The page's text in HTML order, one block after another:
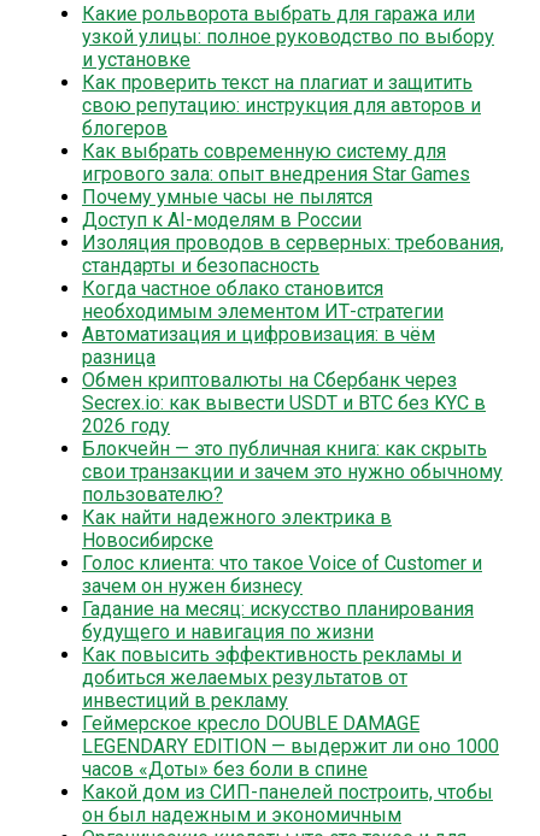
Какие рольворота выбрать для гаража или
узкой улицы: полное руководство по выбору
и установке
Как проверить текст на плагиат и защитить
свою репутацию: инструкция для авторов и
блогеров
Как выбрать современную систему для
игрового зала: опыт внедрения Star Games
Почему умные часы не пылятся
Доступ к AI-моделям в России
Изоляция проводов в серверных: требования,
стандарты и безопасность
Когда частное облако становится
необходимым элементом ИТ-стратегии
Автоматизация и цифровизация: в чём
разница
Обмен криптовалюты на Сбербанк через
Secrex.io: как вывести USDT и BTC без KYC в
2026 году
Блокчейн — это публичная книга: как скрыть
свои транзакции и зачем это нужно обычному
пользователю?
Как найти надежного электрика в
Новосибирске
Голос клиента: что такое Voice of Customer и
зачем он нужен бизнесу
Гадание на месяц: искусство планирования
будущего и навигация по жизни
Как повысить эффективность рекламы и
добиться желаемых результатов от
инвестиций в рекламу
Геймерское кресло DOUBLE DAMAGE
LEGENDARY EDITION — выдержит ли оно 1000
часов «Доты» без боли в спине
Какой дом из СИП-панелей построить, чтобы
он был надежным и экономичным